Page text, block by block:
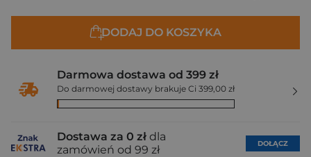
DODAJ DO KOSZYKA
Darmowa dostawa od 399 zł
Do darmowej dostawy brakuje Ci 399,00 zł
Dostawa za 0 zł dla
zamówień od 99 zł
DOŁĄCZ